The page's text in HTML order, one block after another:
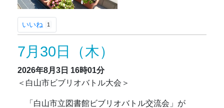
いいね 1
7月30日（木）
2026年8月3日 16時01分
＜白山市ビブリオバトル大会＞
「白山市立図書館ビブリオバトル交流会」が